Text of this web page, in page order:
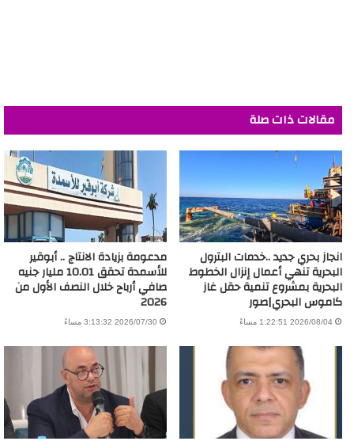
مقالات ذات صلة
انجاز بحري جديد ..خدمات البترول
البحرية تنهي أعمال إنزال الخطوط
البحرية بمشروع تنمية حقل غاز
كاموس البحري|صور
2026/08/04 1:22:51 مساءً
مدعومة بزيادة الانتاج .. أبوقير
للأسمدة تحقق 10.01 مليار جنيه
صافي أرباح خلال النصف الأول من
2026
2026/07/30 3:13:32 مساءً